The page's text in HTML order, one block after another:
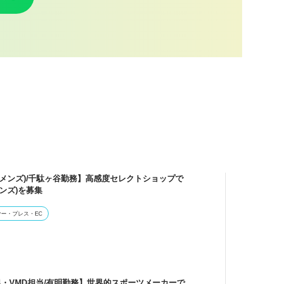
メンズ)/千駄ヶ谷勤務】高感度セレクトショップで
ズ)を募集
・プレス・EC